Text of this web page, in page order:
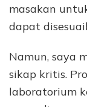
masakan
dapat
Namun, saya
sikap kritis.
laboratorium